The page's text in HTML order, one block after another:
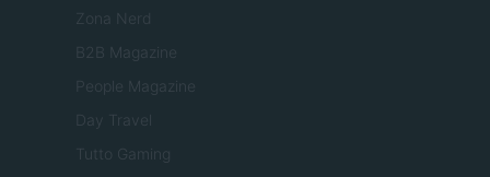
Zona Nerd
B2B Magazine
People Magazine
Day Travel
Tutto Gaming